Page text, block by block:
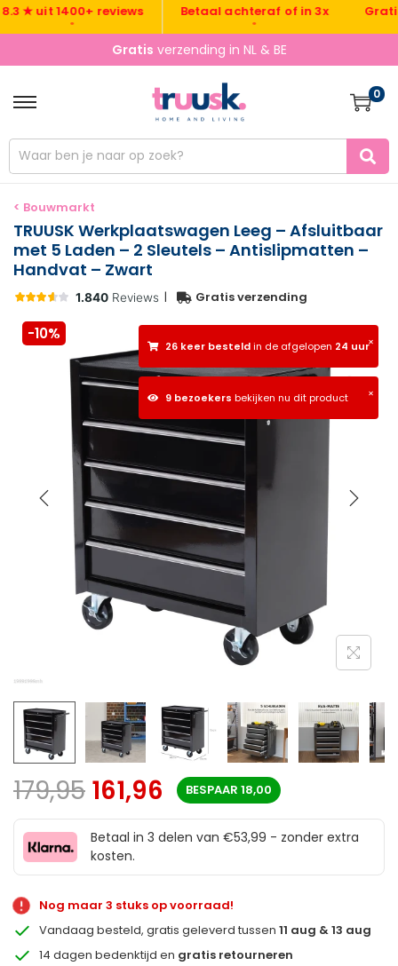
uit 1400+ reviews Betaal achteraf of in 3x Gratis
Gratis verzending in NL & BE
0
< Bouwmarkt
TRUUSK Werkplaatswagen Leeg – Afsluitbaar
met 5 Laden – 2 Sleutels – Antislipmatten –
Handvat – Zwart
| Gratis verzending
×
26 keer besteldin de afgelopen 24 uur
×
9 bezoekers bekijken nu dit product
-10%
179,95 161,96 BESPAAR 18,00
Betaal in 3 delen van €53,99 - zonder extra
kosten.
Nog maar 3 stuks op voorraad!
Vandaag besteld, gratis geleverd tussen11 aug & 13 aug
14 dagen bedenktijd en gratis retourneren